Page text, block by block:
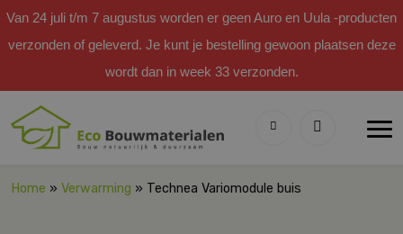
Van 24 juli t/m 7 augustus worden er geen Auro en Uula -producten
verzonden of geleverd. Je kunt je bestelling gewoon plaatsen deze
wordt dan in week 33 verzonden.
Home » Verwarming » Technea Variomodule buis